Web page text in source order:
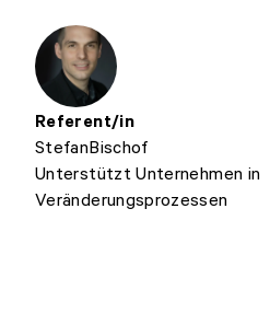
Referent/in
StefanBischof
Unterstützt Unternehmen in
Veränderungsprozessen